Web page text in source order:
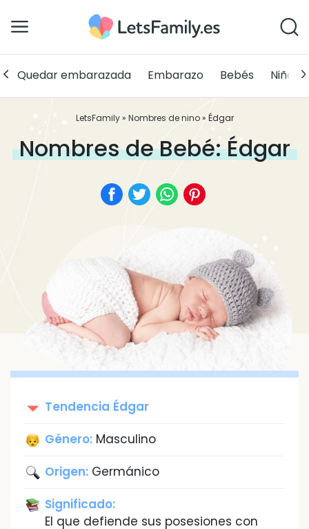
Quedar embarazada Embarazo Bebés Niños
LetsFamily» Nombres de nino» Édgar
Nombres de Bebé: Édgar
Tendencia Édgar
Género: Masculino
Origen: Germánico
Significado:
El que defiende sus posesiones con